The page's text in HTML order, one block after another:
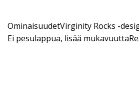
OminaisuudetVirginity Rocks -
Ei pesulappua, lisää